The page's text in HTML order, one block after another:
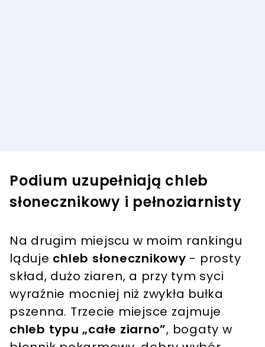
Podium uzupełniają chleb
słonecznikowy i pełnoziarnisty
Na drugim miejscu w moim rankingu
ląduje chleb słonecznikowy - prosty
skład, dużo ziaren, a przy tym syci
wyraźnie mocniej niż zwykła bułka
pszenna. Trzecie miejsce zajmuje
chleb typu „całe ziarno”, bogaty w